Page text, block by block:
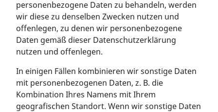
personenbezogene Daten zu behandeln, werden
wir diese zu denselben Zwecken nutzen und
offenlegen, zu denen wir personenbezogene
Daten gemäß dieser Datenschutzerklärung
nutzen und offenlegen.
In einigen Fällen kombinieren wir sonstige Daten
mit personenbezogenen Daten, z. B. die
Kombination Ihres Namens mit Ihrem
geografischen Standort. Wenn wir sonstige Daten